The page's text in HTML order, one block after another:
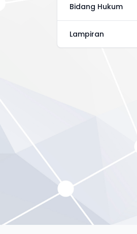
Bidang Hukum
Lampiran